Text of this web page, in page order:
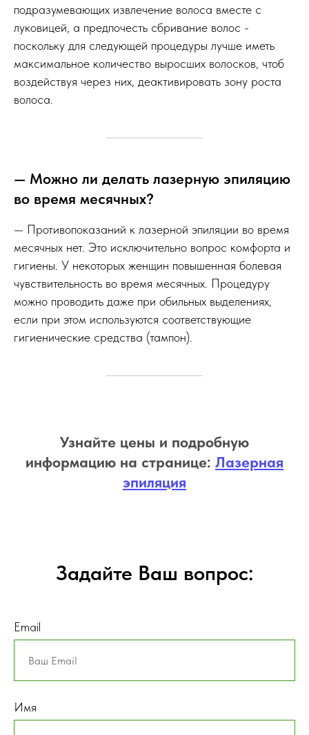
подразумевающих извлечение волоса вместе с
луковицей, а предпочесть сбривание волос -
поскольку для следующей процедуры лучше иметь
максимальное количество выросших волосков, чтоб
воздействуя через них, деактивировать зону роста
волоса.
— Можно ли делать лазерную эпиляцию
во время месячных?
— Противопоказаний к лазерной эпиляции во время
месячных нет. Это исключительно вопрос комфорта и
гигиены. У некоторых женщин повышенная болевая
чувствительность во время месячных. Процедуру
можно проводить даже при обильных выделениях,
если при этом используются соответствующие
гигиенические средства (тампон).
Узнайте цены и подробную
информацию на странице: Лазерная
эпиляция
Задайте Ваш вопрос:
Email
Имя